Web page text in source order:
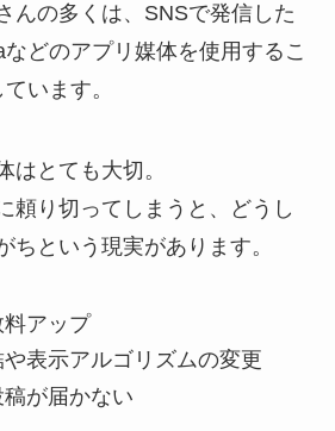
んの多くは、SNSで発信した
どのアプリ媒体を使用するこ
います。
はとても大切。
頼り切ってしまうと、どうし
ちという現実があります。
アップ
表示アルゴリズムの変更
が届かない